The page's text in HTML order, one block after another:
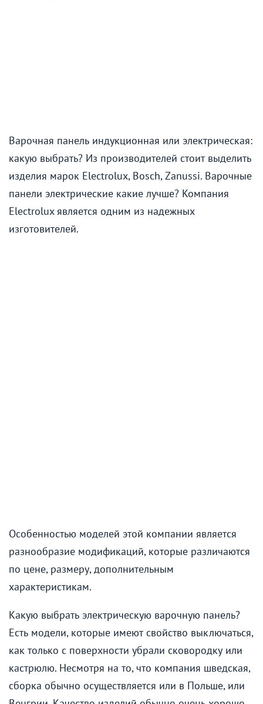
Варочная панель индукционная или электрическая:
какую выбрать? Из производителей стоит выделить
изделия марок Electrolux, Bosch, Zanussi. Варочные
панели электрические какие лучше? Компания
Electrolux является одним из надежных
изготовителей.
Особенностью моделей этой компании является
разнообразие модификаций, которые различаются
по цене, размеру, дополнительным
характеристикам.
Какую выбрать электрическую варочную панель?
Есть модели, которые имеют свойство выключаться,
как только с поверхности убрали сковородку или
кастрюлю. Несмотря на то, что компания шведская,
сборка обычно осуществляется или в Польше, или